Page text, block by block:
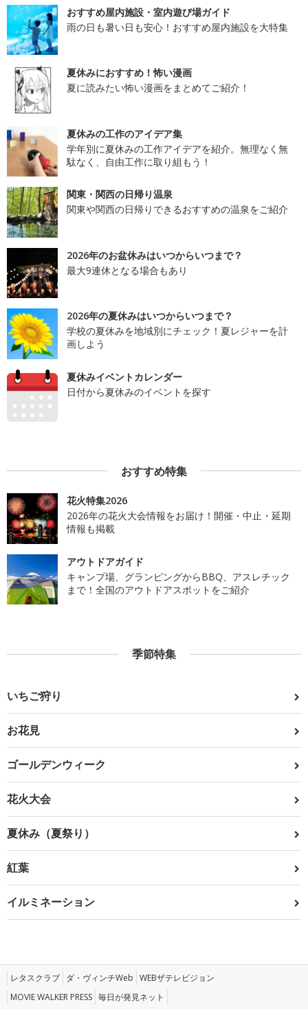
おすすめ屋内施設・室内遊び場ガイド
雨の日も暑い日も安心！おすすめ屋内施設を大特集
夏休みにおすすめ！怖い漫画
夏に読みたい怖い漫画をまとめてご紹介！
夏休みの工作のアイデア集
学年別に夏休みの工作アイデアを紹介。無理なく無
駄なく、自由工作に取り組もう！
関東・関西の日帰り温泉
関東や関西の日帰りできるおすすめの温泉をご紹介
2026年のお盆休みはいつからいつまで？
最大9連休となる場合もあり
2026年の夏休みはいつからいつまで？
学校の夏休みを地域別にチェック！夏レジャーを計
画しよう
夏休みイベントカレンダー
日付から夏休みのイベントを探す
おすすめ特集
花火特集2026
2026年の花火大会情報をお届け！開催・中止・延期
情報も掲載
アウトドアガイド
キャンプ場、グランピングからBBQ、アスレチック
まで！全国のアウトドアスポットをご紹介
季節特集
いちご狩り
お花見
ゴールデンウィーク
花火大会
夏休み（夏祭り）
紅葉
イルミネーション
レタスクラブ ダ・ヴィンチWeb WEBザテレビジョン
MOVIE WALKER PRESS 毎日が発見ネット